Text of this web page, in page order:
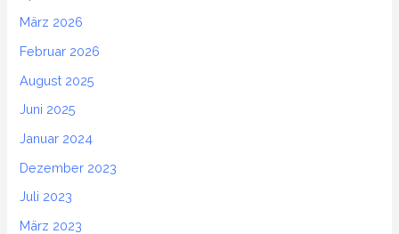
März 2026
Februar 2026
August 2025
Juni 2025
Januar 2024
Dezember 2023
Juli 2023
März 2023